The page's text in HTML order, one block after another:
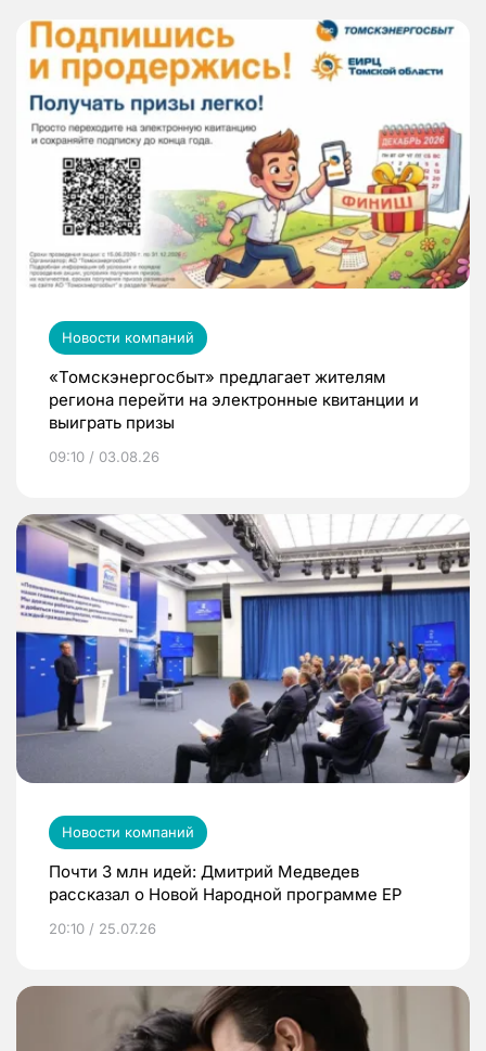
Новости компаний
«Томскэнергосбыт» предлагает жителям
региона перейти на электронные квитанции и
выиграть призы
09:10 / 03.08.26
Новости компаний
Почти 3 млн идей: Дмитрий Медведев
рассказал о Новой Народной программе ЕР
20:10 / 25.07.26